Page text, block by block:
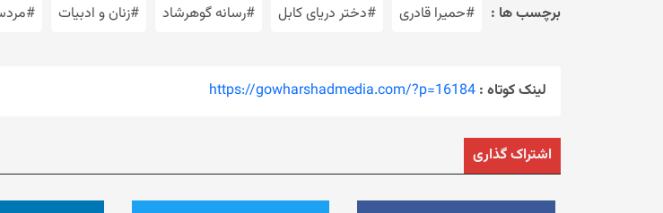
برچسب ها : #حمیرا قادری #دختر دریای کابل‌ #رسانه گوهرشاد #زنان و ادبیات
لینک کوتاه : https://gowharshadmedia.com/?p=16184
اشتراک گذاری